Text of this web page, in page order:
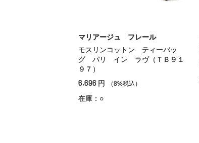
マリアージュ フレール
モスリンコットン ティーバッ
グ パリ イン ラヴ（ＴＢ９１
９７）
6,696 円 （8%税込）
在庫：○